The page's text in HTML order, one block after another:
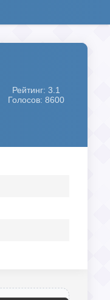
Рейтинг: 3.1
Голосов: 8600